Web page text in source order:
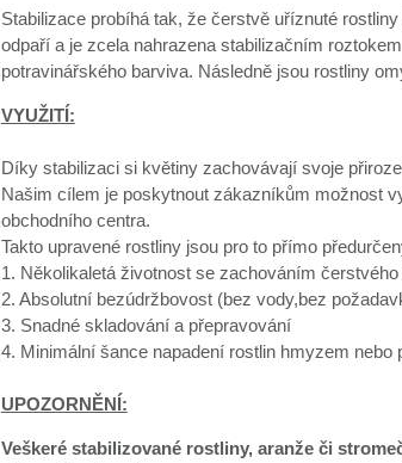
Stabilizace probíhá tak, že čerstvě uříznuté
odpaří a je zcela nahrazena stabilizačním
potravinářského barviva. Následně jsou rostliny
VYUŽITÍ:
Díky stabilizaci si květiny zachovávají svoje
Našim cílem je poskytnout zákazníkům možnost
obchodního centra.
Takto upravené rostliny jsou pro to přímo
1. Několikaletá životnost se zachováním
2. Absolutní bezúdržbovost (bez vody,bez
3. Snadné skladování a přepravování
4. Minimální šance napadení rostlin hmyzem nebo
UPOZORNĚNÍ:
Veškeré stabilizované rostliny, aranže či